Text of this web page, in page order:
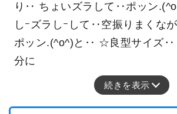
り‥ ちょいズラして‥ポッン
しｰズラしｰして‥空振りまくな
ポッン.(^o^)と‥ ☆良型サイズ
分に
続きを表示